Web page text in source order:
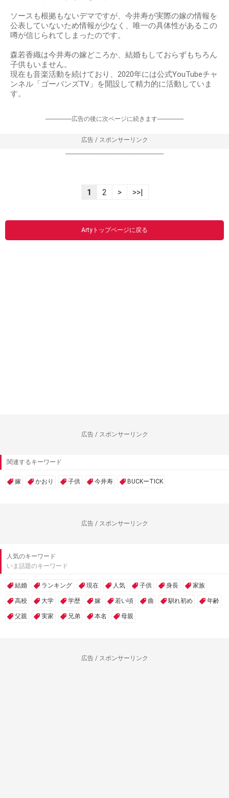
ソースも根拠もないデマですが、今井寿が実際の嫁の情報を
公表していないため情報が少なく、唯一の具体性があるこの
噂が信じられてしまったのです。
森若香織は今井寿の嫁どころか、結婚もしておらずもちろん
子供もいません。
現在も音楽活動を続けており、2020年には公式YouTubeチャ
ンネル「ゴーバンズTV」を開設して精力的に活動していま
す。
-----------------広告の後に次ページに続きます-----------------
広告 / スポンサーリンク
----------------------------------------------------------------
1 2 > >>|
Artyトップページに戻る
広告 / スポンサーリンク
関連するキーワード
嫁 かおり 子供 今井寿 BUCKーTICK
広告 / スポンサーリンク
人気のキーワード
いま話題のキーワード
結婚 ランキング 現在 人気 子供 身長 家族
高校 大学 学歴 嫁 若い頃 曲 馴れ初め 年齢
父親 実家 兄弟 本名 母親
広告 / スポンサーリンク